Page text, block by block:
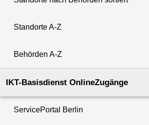
Standorte A-Z
Behörden A-Z
IKT-Basisdienst OnlineZugänge
ServicePortal Berlin